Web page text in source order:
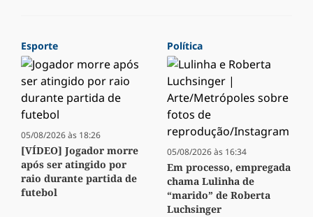
Esporte
05/08/2026 às 18:26
[VÍDEO] Jogador morre
após ser atingido por
raio durante partida de
futebol
Política
05/08/2026 às 16:34
Em processo, empregada
chama Lulinha de
“marido” de Roberta
Luchsinger